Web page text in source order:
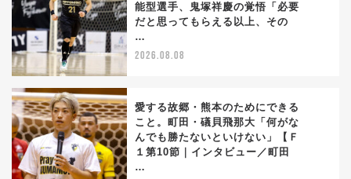
能型選手、鬼塚祥慶の覚悟「必要
だと思ってもらえる以上、その
…
2026.08.08
愛する故郷・熊本のためにできる
こと。町田・礒貝飛那大「何がな
んでも勝たないといけない」【Ｆ
１第10節｜インタビュー／町田
…